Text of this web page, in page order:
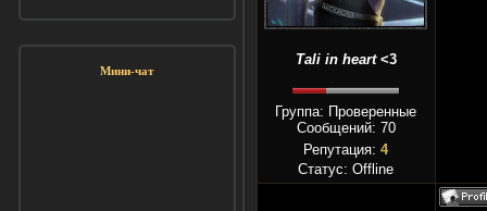
Мини-чат
Tali in heart<3
Группа: Проверенные
Сообщений: 70
Репутация: 4
Статус: Offline